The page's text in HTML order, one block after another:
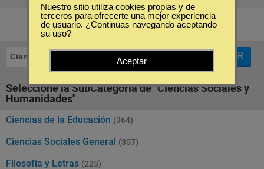
Ciencias Sociales y Humanidades FILTRAR
Seleccione la SubCategoría de "Ciencias Sociales y
Humanidades"
Ciencias de la Educación (364)
Ciencias Sociales General (307)
Filosofía y Letras (225)
Nuestro sitio utiliza cookies propias y de
terceros para ofrecerte una mejor experiencia
de usuario. ¿Continuas navegando aceptando
su uso?
Aceptar